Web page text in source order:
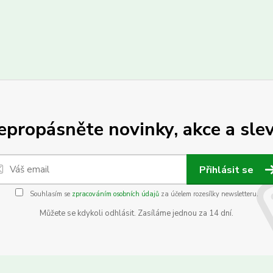
novinky, akce a
Přihlásit se
Souhlasím se zpracováním osobních údajůza účelem rozesílky newsletteru.
Můžete se kdykoli odhlásit. Zasíláme jednou za 14 dní.